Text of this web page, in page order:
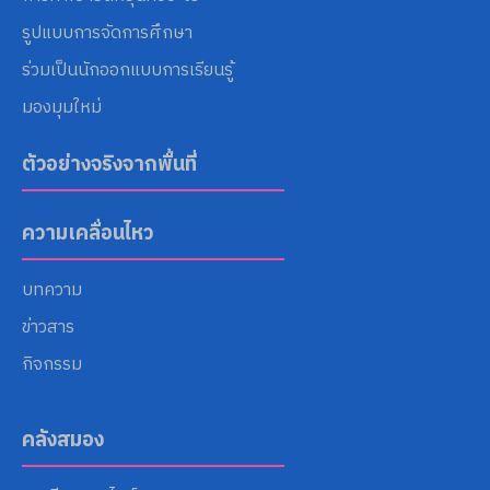
รูปแบบการจัดการศึกษา
ร่วมเป็นนักออกแบบการเรียนรู้
มองมุมใหม่
ตัวอย่างจริงจากพื้นที่
ความเคลื่อนไหว
บทความ
ข่าวสาร
กิจกรรม
คลังสมอง